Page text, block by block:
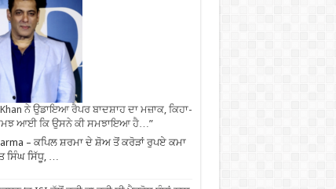
ਨੇ ਉਡਾਇਆ ਰੈਪਰ ਬਾਦਸ਼ਾਹ ਦਾ ਮਜ਼ਾਕ, ਕਿਹਾ-
ਆਈ ਕਿ ਉਸਨੇ ਕੀ ਸਮਝਾਇਆ ਹੈ…”
– ਕਪਿਲ ਸ਼ਰਮਾ ਦੇ ਸ਼ੋਅ ਤੋਂ ਕਰੋੜਾਂ ਰੁਪਏ ਕਮਾ
ਸਿੰਘ ਸਿੱਧੂ, …